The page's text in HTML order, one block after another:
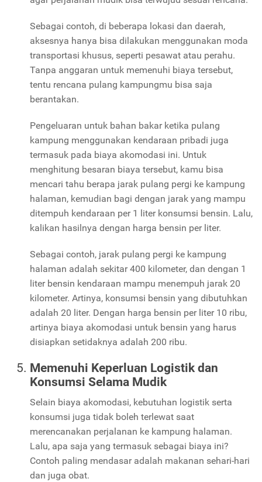
Sebagai contoh, di beberapa lokasi dan daerah,
aksesnya hanya bisa dilakukan menggunakan moda
transportasi khusus, seperti pesawat atau perahu.
Tanpa anggaran untuk memenuhi biaya tersebut,
tentu rencana pulang kampungmu bisa saja
berantakan.
Pengeluaran untuk bahan bakar ketika pulang
kampung menggunakan kendaraan pribadi juga
termasuk pada biaya akomodasi ini. Untuk
menghitung besaran biaya tersebut, kamu bisa
mencari tahu berapa jarak pulang pergi ke kampung
halaman, kemudian bagi dengan jarak yang mampu
ditempuh kendaraan per 1 liter konsumsi bensin. Lalu,
kalikan hasilnya dengan harga bensin per liter.
Sebagai contoh, jarak pulang pergi ke kampung
halaman adalah sekitar 400 kilometer, dan dengan 1
liter bensin kendaraan mampu menempuh jarak 20
kilometer. Artinya, konsumsi bensin yang dibutuhkan
adalah 20 liter. Dengan harga bensin per liter 10 ribu,
artinya biaya akomodasi untuk bensin yang harus
disiapkan setidaknya adalah 200 ribu.
Memenuhi Keperluan Logistik dan
Konsumsi Selama Mudik
Selain biaya akomodasi, kebutuhan logistik serta
konsumsi juga tidak boleh terlewat saat
merencanakan perjalanan ke kampung halaman.
Lalu, apa saja yang termasuk sebagai biaya ini?
Contoh paling mendasar adalah makanan sehari-hari
dan juga obat.